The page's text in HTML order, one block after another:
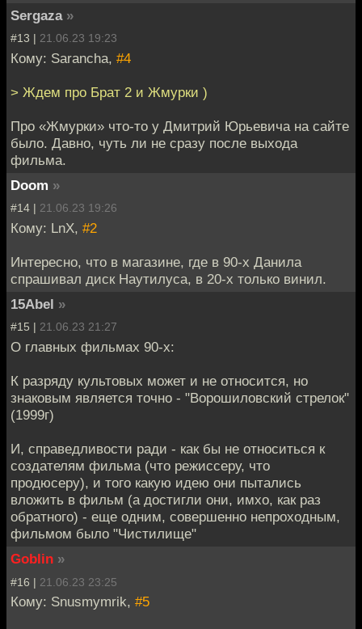
Sergaza »
#13 | 21.06.23 19:23
Кому: Sarancha, #4
> Ждем про Брат 2 и Жмурки )
Про «Жмурки» что-то у Дмитрий Юрьевича на сайте
было. Давно, чуть ли не сразу после выхода
фильма.
Doom »
#14 | 21.06.23 19:26
Кому: LnX, #2
Интересно, что в магазине, где в 90-х Данила
спрашивал диск Наутилуса, в 20-х только винил.
15Abel »
#15 | 21.06.23 21:27
О главных фильмах 90-х:
К разряду культовых может и не относится, но
знаковым является точно - "Ворошиловский стрелок"
(1999г)
И, справедливости ради - как бы не относиться к
создателям фильма (что режиссеру, что
продюсеру), и того какую идею они пытались
вложить в фильм (а достигли они, имхо, как раз
обратного) - еще одним, совершенно непроходным,
фильмом было "Чистилище"
Goblin »
#16 | 21.06.23 23:25
Кому: Snusmymrik, #5